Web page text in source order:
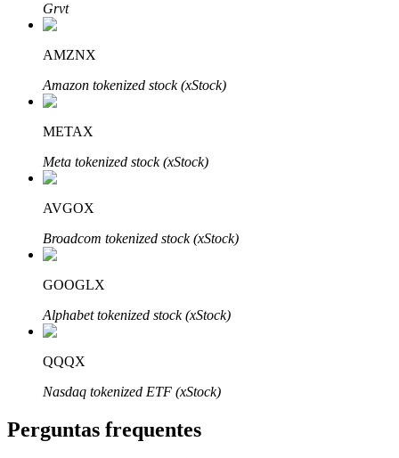
Aprenda como ganhar renda passiva
Grvt
AMZNX
Amazon tokenized stock (xStock)
METAX
Meta tokenized stock (xStock)
AVGOX
Broadcom tokenized stock (xStock)
GOOGLX
Alphabet tokenized stock (xStock)
QQQX
Nasdaq tokenized ETF (xStock)
Perguntas frequentes